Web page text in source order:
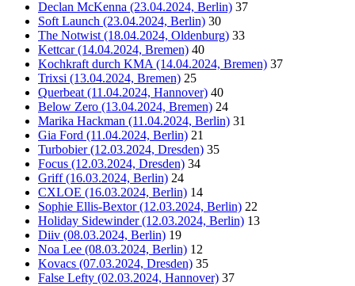
Declan McKenna (23.04.2024, Berlin) 37
Soft Launch (23.04.2024, Berlin) 30
The Notwist (18.04.2024, Oldenburg) 33
Kettcar (14.04.2024, Bremen) 40
Kochkraft durch KMA (14.04.2024, Bremen) 37
Trixsi (13.04.2024, Bremen) 25
Querbeat (11.04.2024, Hannover) 40
Below Zero (13.04.2024, Bremen) 24
Marika Hackman (11.04.2024, Berlin) 31
Gia Ford (11.04.2024, Berlin) 21
Turbobier (12.03.2024, Dresden) 35
Focus (12.03.2024, Dresden) 34
Griff (16.03.2024, Berlin) 24
CXLOE (16.03.2024, Berlin) 14
Sophie Ellis-Bextor (12.03.2024, Berlin) 22
Holiday Sidewinder (12.03.2024, Berlin) 13
Diiv (08.03.2024, Berlin) 19
Noa Lee (08.03.2024, Berlin) 12
Kovacs (07.03.2024, Dresden) 35
False Lefty (02.03.2024, Hannover) 37